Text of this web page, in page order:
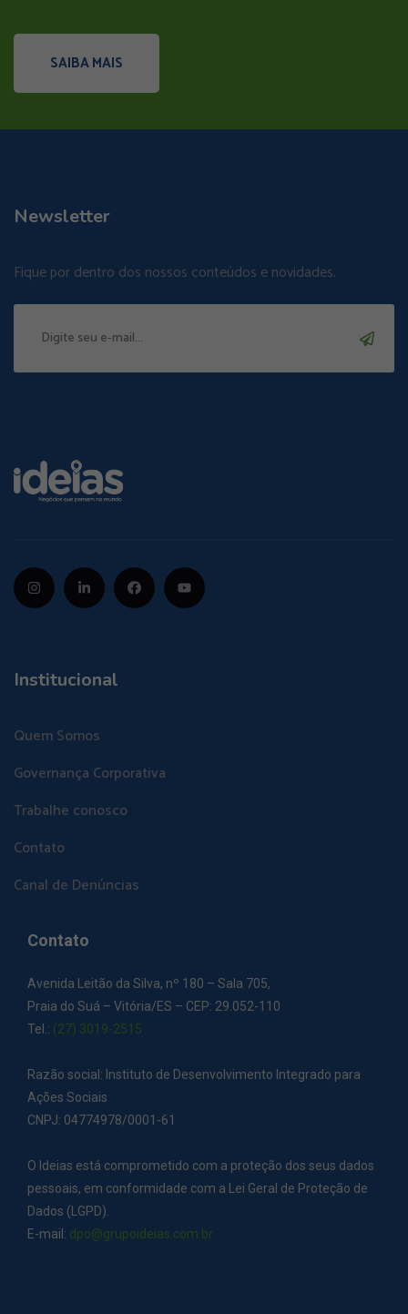
SAIBA MAIS
Newsletter
Fique por dentro dos nossos conteúdos e novidades.
Institucional
Quem Somos
Governança Corporativa
Trabalhe conosco
Contato
Canal de Denúncias
Contato
Avenida Leitão da Silva, nº 180 – Sala 705,
Praia do Suá – Vitória/ES – CEP: 29.052-110
Tel.: (27) 3019-2515
Razão social: Instituto de Desenvolvimento Integrado para
Ações Sociais
CNPJ: 04774978/0001-61
O Ideias está comprometido com a proteção dos seus dados
pessoais, em conformidade com a Lei Geral de Proteção de
Dados (LGPD).
E-mail: dpo@grupoideias.com.br